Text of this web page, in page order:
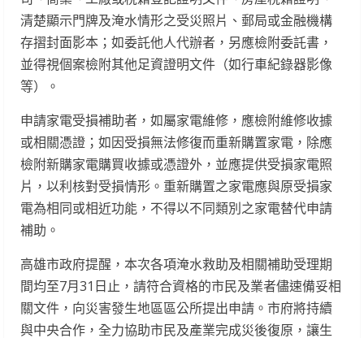
清楚顯示門牌及淹水情形之受災照片、郵局或金融機構
存摺封面影本；如委託他人代辦者，另應檢附委託書，
並得視個案檢附其他足資證明文件（如行車紀錄器影像
等）。
申請家電受損補助者，如屬家電維修，應檢附維修收據
或相關憑證；如因受損無法修復而重新購置家電，除應
檢附新購家電購買收據或憑證外，並應提供受損家電照
片，以利核對受損情形。重新購置之家電應與原受損家
電為相同或相近功能，不得以不同類別之家電替代申請
補助。
高雄市政府提醒，本次各項淹水救助及相關補助受理期
間均至7月31日止，請符合資格的市民及業者儘速備妥相
關文件，向災害發生地區區公所提出申請。市府將持續
與中央合作，全力協助市民及產業完成災後復原，讓生